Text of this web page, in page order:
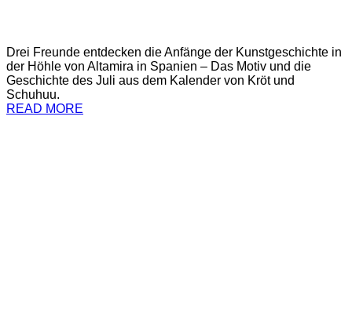
Drei Freunde entdecken die Anfänge der Kunstgeschichte in
der Höhle von Altamira in Spanien – Das Motiv und die
Geschichte des Juli aus dem Kalender von Kröt und
Schuhuu.
READ MORE